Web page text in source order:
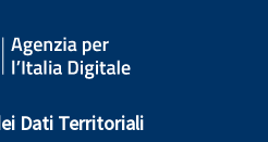
Dati Territoriali